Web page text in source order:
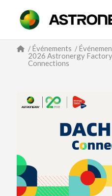
/ Événements /
2026 Astronergy Factory
Connections